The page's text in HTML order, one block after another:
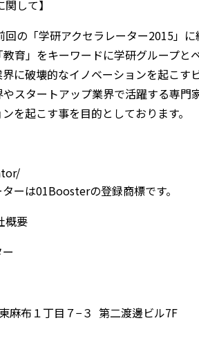
して】
回の「学研アクセラレーター2015」
育」をキーワードに学研グループと
に破壊的なイノベーションを起こす
スタートアップ業界で活躍する専
を起こす事を目的としております。
ーは01Boosterの登録商標です。
概要
麻布１丁目７−３ 第二渡邊ビル7F